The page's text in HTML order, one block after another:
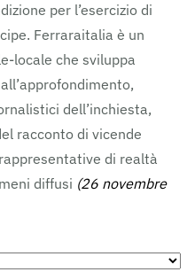
per l’esercizio di
Ferraraitalia è un
locale che sviluppa
dell’inchiesta,
racconto di vicende
di realtà
diffusi (26 novembre